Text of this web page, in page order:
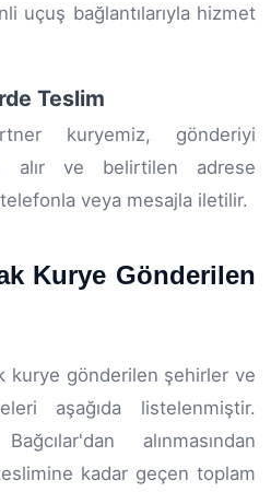
uçuş bağlantılarıyla hizmet
Teslim
kuryemiz, gönderiyi
alır ve belirtilen adrese
telefonla veya mesajla iletilir.
Kurye Gönderilen
kurye gönderilen şehirler ve
aşağıda listelenmiştir.
alınmasından
kadar geçen toplam